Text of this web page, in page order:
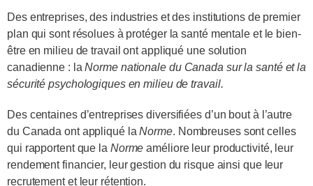
Des entreprises, des industries et des institutions de premier
plan qui sont résolues à protéger la santé mentale et le bien-
être en milieu de travail ont appliqué une solution
canadienne : laNorme nationale du Canada sur la santé et la
sécurité psychologiques en milieu de travail.
Des centaines d’entreprises diversifiées d’un bout à l’autre
du Canada ont appliqué laNorme. Nombreuses sont celles
qui rapportent que la Norme améliore leur productivité, leur
rendement financier, leur gestion du risque ainsi que leur
recrutement et leur rétention.